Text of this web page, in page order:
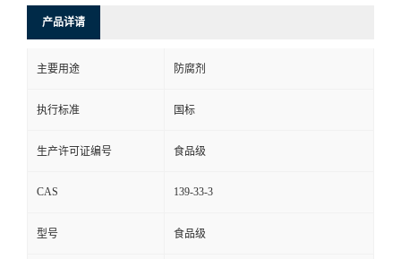
产品详请
主要用途 防腐剂
执行标准 国标
生产许可证编号 食品级
CAS 139-33-3
型号 食品级